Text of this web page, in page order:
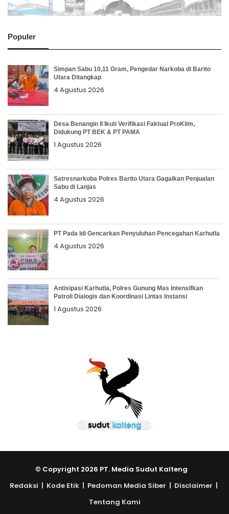
Populer
Simpan Sabu 10,11 Gram, Pengedar Narkoba di Barito
Utara Ditangkap
4 Agustus 2026
Desa Benangin II Ikuti Verifikasi Faktual ProKlim,
Didukung PT BEK & PT PAMA
1 Agustus 2026
Satresnarkoba Polres Barito Utara Gagalkan Penjualan
Sabu di Lanjas
4 Agustus 2026
PT Pada Idi Gencarkan Penyuluhan Pencegahan Karhutla
4 Agustus 2026
Antisipasi Karhutla, Polres Gunung Mas Intensifkan
Patroli Dialogis dan Koordinasi Lintas Instansi
1 Agustus 2026
© Copyright 2026 PT. Media Sudut Kalteng
Redaksi | Kode Etik | Pedoman Media Siber | Disclaimer |
Tentang Kami